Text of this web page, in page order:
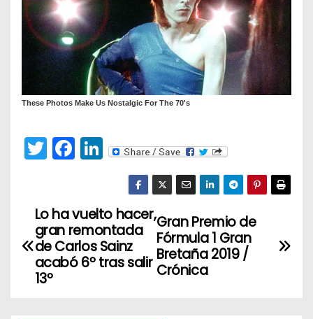
T
w
er
F
a
e
b
o
Li
e
dI
n
N
a
Gran Premio de
Fórmula 1 Gran
Bretaña 2019 /
Crónica
Lo ha vuelto hacer,
gran remontada
de Carlos Sainz
acabó 6º tras salir
13º